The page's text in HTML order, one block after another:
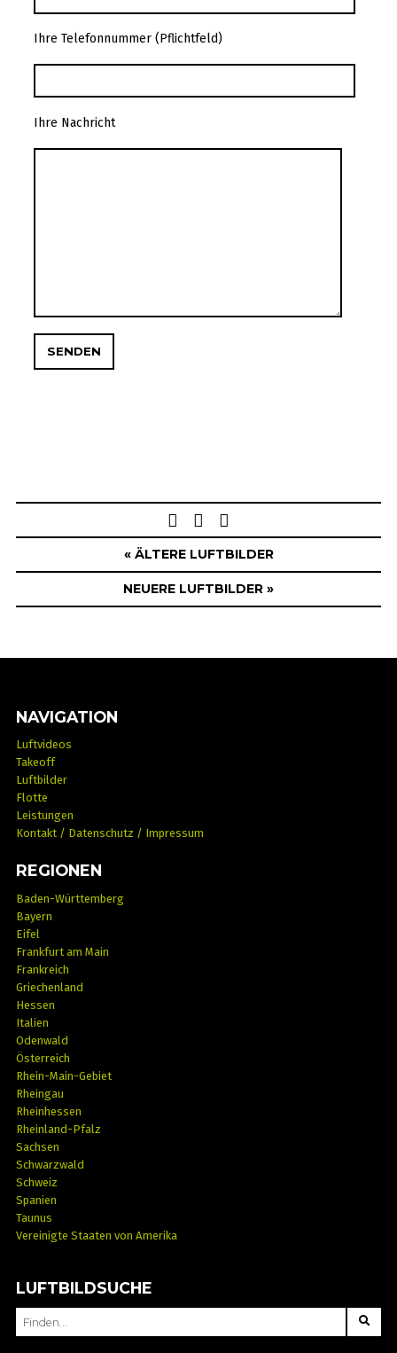
Ihre Telefonnummer (Pflichtfeld)
Ihre Nachricht
navigation
« ÄLTERE LUFTBILDER
NEUERE LUFTBILDER »
NAVIGATION
Luftvideos
Takeoff
Luftbilder
Flotte
Leistungen
Kontakt / Datenschutz / Impressum
REGIONEN
Baden-Württemberg
Bayern
Eifel
Frankfurt am Main
Frankreich
Griechenland
Hessen
Italien
Odenwald
Österreich
Rhein-Main-Gebiet
Rheingau
Rheinhessen
Rheinland-Pfalz
Sachsen
Schwarzwald
Schweiz
Spanien
Taunus
Vereinigte Staaten von Amerika
LUFTBILDSUCHE
SEARCH